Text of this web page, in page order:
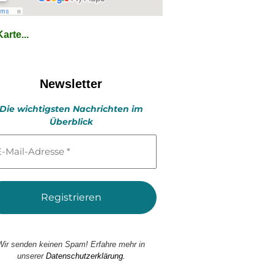
Newsletter
Die wichtigsten Nachrichten im
Überblick
senden keinen Spam! Erfahre mehr in
unserer Datenschutzerklärung.